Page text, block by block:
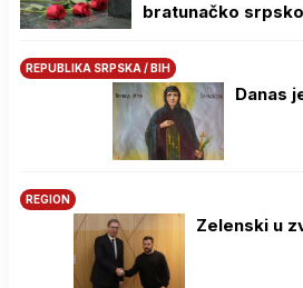
bratunačko
REPUBLIKA SRPSKA / BIH
Danas
REGION
Zelenski u